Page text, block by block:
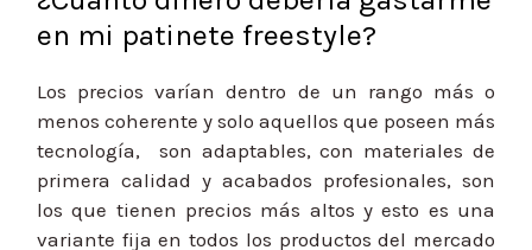
en mi patinete freestyle?
Los precios varían dentro de un rango más o
menos coherente y solo aquellos que poseen más
tecnología, son adaptables, con materiales de
primera calidad y acabados profesionales, son
los que tienen precios más altos y esto es una
variante fija en todos los productos del mercado